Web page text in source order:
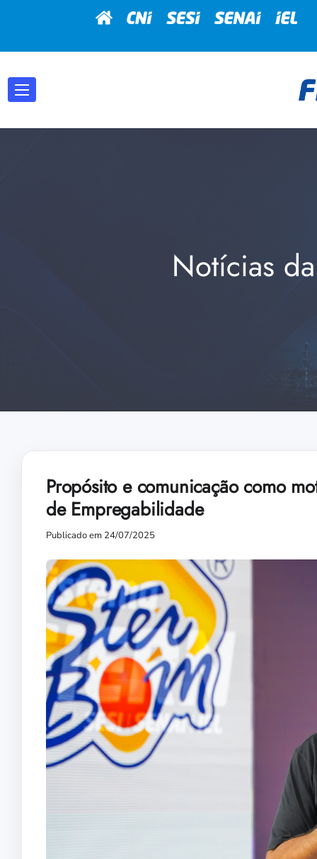
Notícias
Propósito e comunicação como
de Empregabilidade
Publicado em 24/07/2025